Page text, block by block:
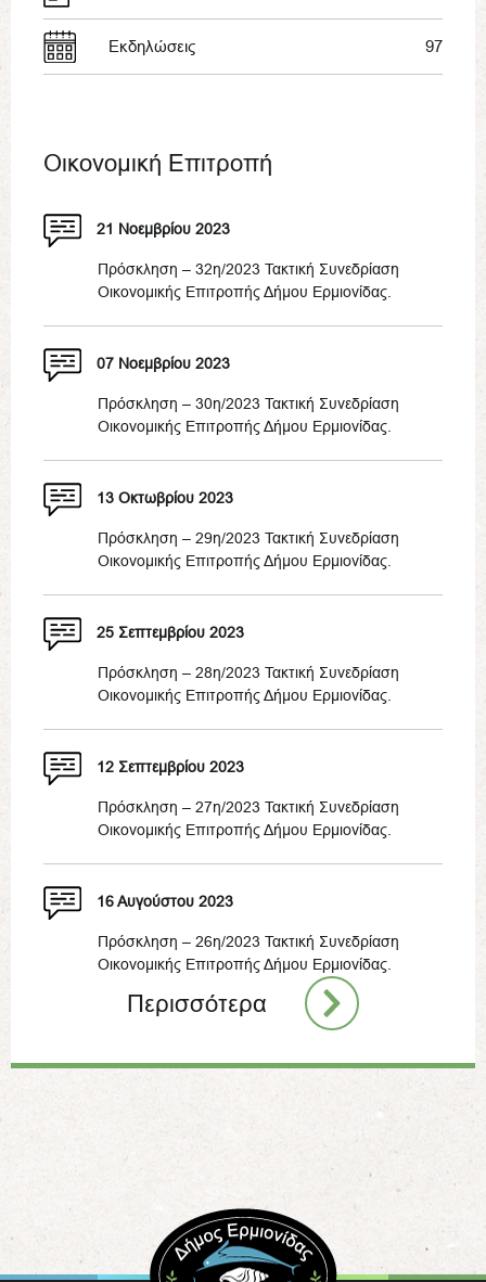
Εκδηλώσεις 97
Οικονομική Επιτροπή
21 Νοεμβρίου 2023
Πρόσκληση – 32η/2023 Τακτική Συνεδρίαση
Οικονομικής Επιτροπής Δήμου Ερμιονίδας.
07 Νοεμβρίου 2023
Πρόσκληση – 30η/2023 Τακτική Συνεδρίαση
Οικονομικής Επιτροπής Δήμου Ερμιονίδας.
13 Οκτωβρίου 2023
Πρόσκληση – 29η/2023 Τακτική Συνεδρίαση
Οικονομικής Επιτροπής Δήμου Ερμιονίδας.
25 Σεπτεμβρίου 2023
Πρόσκληση – 28η/2023 Τακτική Συνεδρίαση
Οικονομικής Επιτροπής Δήμου Ερμιονίδας.
12 Σεπτεμβρίου 2023
Πρόσκληση – 27η/2023 Τακτική Συνεδρίαση
Οικονομικής Επιτροπής Δήμου Ερμιονίδας.
16 Αυγούστου 2023
Πρόσκληση – 26η/2023 Τακτική Συνεδρίαση
Οικονομικής Επιτροπής Δήμου Ερμιονίδας.
Περισσότερα